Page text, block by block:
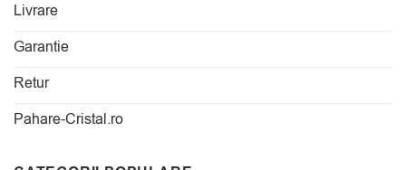
Livrare
Garantie
Retur
Pahare-Cristal.ro